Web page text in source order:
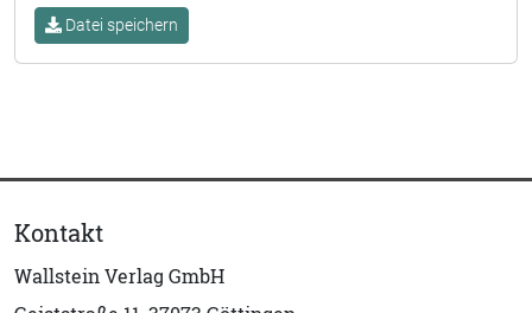
Datei speichern
Kontakt
Wallstein Verlag GmbH